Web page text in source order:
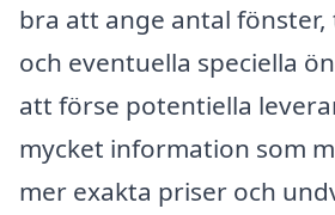
bra att ange antal fönster,
och eventuella speciella
att förse potentiella
mycket information som
mer exakta priser och